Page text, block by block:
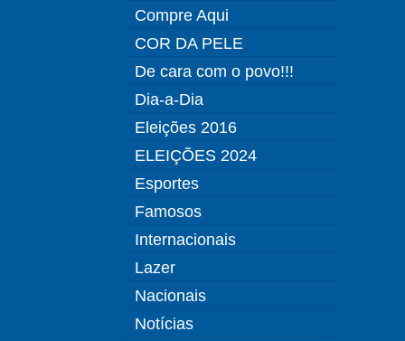
Compre Aqui
COR DA PELE
De cara com o povo!!!
Dia-a-Dia
Eleições 2016
ELEIÇÕES 2024
Esportes
Famosos
Internacionais
Lazer
Nacionais
Notícias